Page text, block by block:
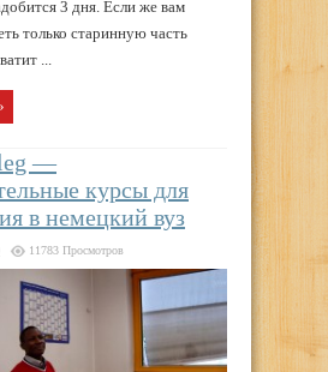
3 дня. Если же вам
только старинную часть
...
—
курсы для
в немецкий вуз
11783 Просмотров